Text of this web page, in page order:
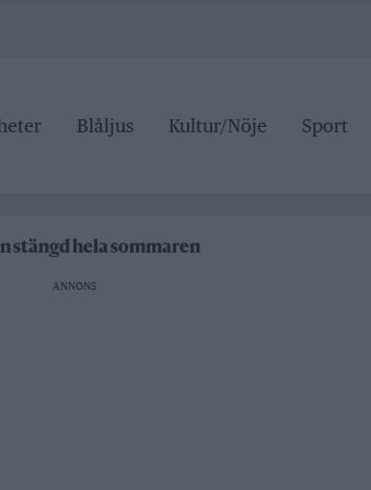
Blåljus Kultur/Nöje Sport
ANNONS